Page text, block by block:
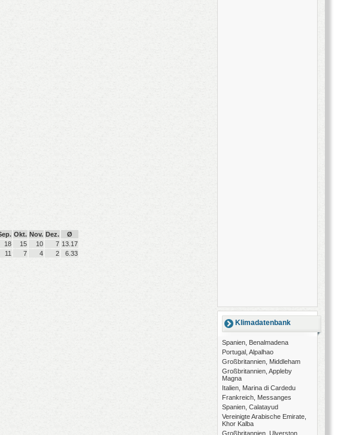
Klimadatenbank
Spanien, Benalmadena
Portugal, Alpalhao
Großbritannien, Middleham
Großbritannien, Appleby
Magna
Italien, Marina di Cardedu
Frankreich, Messanges
Spanien, Calatayud
Vereinigte Arabische Emirate,
Khor Kalba
Großbritannien, Ulverston
Okt. Nov. Dez.
Ø
18 15 10 7 13.17
11 7 4 2
6.33